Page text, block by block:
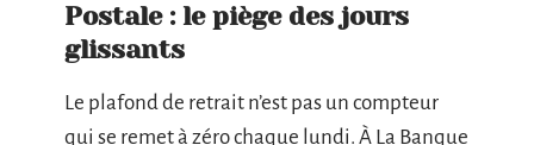
Postale : le piège des jours
glissants
Le plafond de retrait n’est pas un compteur
qui se remet à zéro chaque lundi. À La Banque